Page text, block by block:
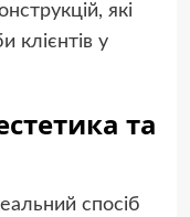
які
клієнтів у
та
спосіб